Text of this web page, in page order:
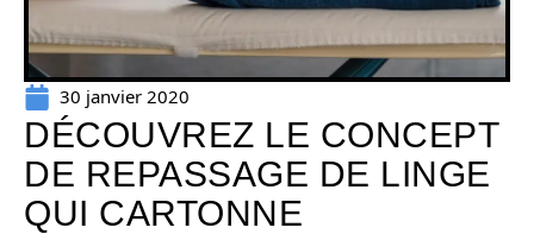
30 janvier 2020
DÉCOUVREZ LE CONCEPT
DE REPASSAGE DE LINGE
QUI CARTONNE